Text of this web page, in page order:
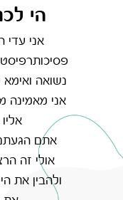
הי
אני עדי
נשואה
אני מאמינה
אתם
אולי זה
ולהבין את